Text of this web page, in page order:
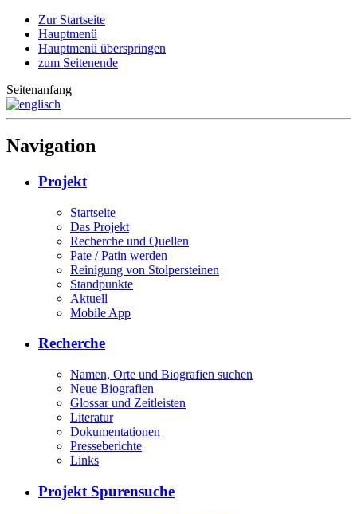
Zur Startseite
Hauptmenü
Hauptmenü überspringen
zum Seitenende
Seitenanfang
Navigation
Projekt
Startseite
Das Projekt
Recherche und Quellen
Pate / Patin werden
Reinigung von Stolpersteinen
Standpunkte
Aktuell
Mobile App
Recherche
Namen, Orte und Biografien suchen
Neue Biografien
Glossar und Zeitleisten
Literatur
Dokumentationen
Presseberichte
Links
Projekt Spurensuche